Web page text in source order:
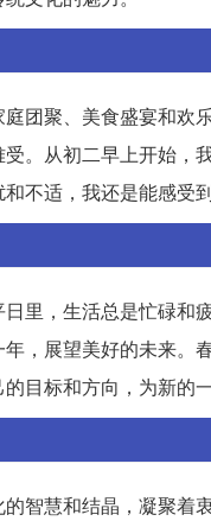
团聚、美食盛宴和欢
。从初二早上开始，
不适，我还是能感受
里，生活总是忙碌和
，展望美好的未来。
目标和方向，为新的
智慧和结晶，凝聚着